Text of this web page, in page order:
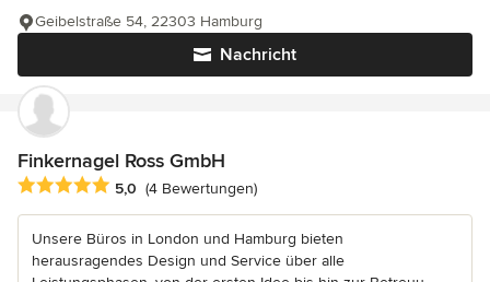
Nachricht
Geibelstraße 54, 22303 Hamburg
Finkernagel Ross GmbH
Durchschnittliche Bewertung: 5 von 5 Sternen
5,0 (4 Bewertungen)
Unsere Büros in London und Hamburg bieten
herausragendes Design und Service über alle